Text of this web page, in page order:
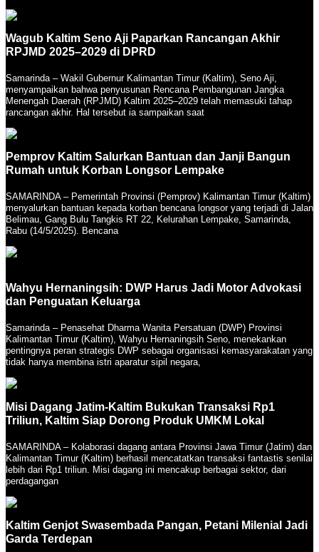
Wagub Kaltim Seno Aji Paparkan Rancangan Akhir
RPJMD 2025–2029 di DPRD
Samarinda – Wakil Gubernur Kalimantan Timur (Kaltim), Seno Aji,
menyampaikan bahwa penyusunan Rencana Pembangunan Jangka
Menengah Daerah (RPJMD) Kaltim 2025–2029 telah memasuki tahap
rancangan akhir. Hal tersebut ia sampaikan saat
Pemprov Kaltim Salurkan Bantuan dan Janji Bangun
Rumah untuk Korban Longsor Lempake
SAMARINDA – Pemerintah Provinsi (Pemprov) Kalimantan Timur (Kaltim)
menyalurkan bantuan kepada korban bencana longsor yang terjadi di Jalan
Belimau, Gang Bulu Tangkis RT 22, Kelurahan Lempake, Samarinda,
Rabu (14/5/2025). Bencana
Wahyu Hernaningsih: DWP Harus Jadi Motor Advokasi
dan Penguatan Keluarga
Samarinda – Penasehat Dharma Wanita Persatuan (DWP) Provinsi
Kalimantan Timur (Kaltim), Wahyu Hernaningsih Seno, menekankan
pentingnya peran strategis DWP sebagai organisasi kemasyarakatan yang
tidak hanya membina istri aparatur sipil negara,
Misi Dagang Jatim-Kaltim Bukukan Transaksi Rp1
Triliun, Kaltim Siap Dorong Produk UMKM Lokal
SAMARINDA – Kolaborasi dagang antara Provinsi Jawa Timur (Jatim) dan
Kalimantan Timur (Kaltim) berhasil mencatatkan transaksi fantastis senilai
lebih dari Rp1 triliun. Misi dagang ini mencakup berbagai sektor, dari
perdagangan
Kaltim Genjot Swasembada Pangan, Petani Milenial Jadi
Garda Terdepan